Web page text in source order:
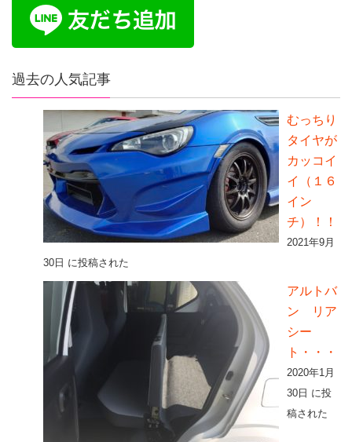
過去の人気記事
むっちり
タイヤが
カッコイ
イ（１６
イン
チ）！！
2021年9月
30日 に投稿された
アルトバ
ン リア
シー
ト・・・
2020年1月
30日 に投
稿された